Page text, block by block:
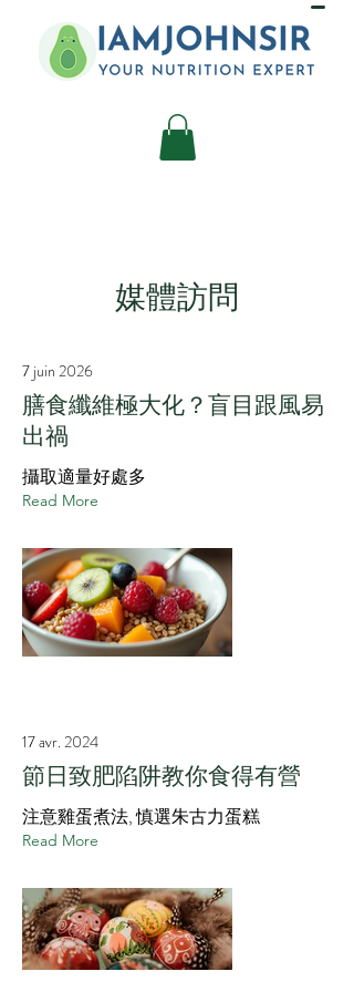
媒體訪問
7 juin 2026
膳食纖維極大化？盲目跟風易
出禍
攝取適量好處多
Read More
17 avr. 2024
節日致肥陷阱教你食得有營
注意雞蛋煮法, 慎選朱古力蛋糕
Read More